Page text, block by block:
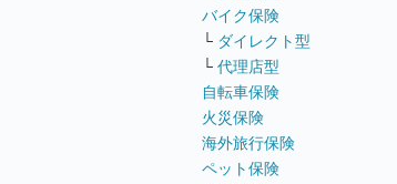
バイク保険
└ ダイレクト型
└ 代理店型
自転車保険
火災保険
海外旅行保険
ペット保険